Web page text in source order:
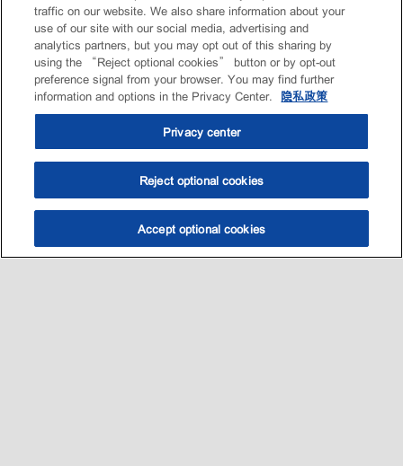
traffic on our website. We also share information about your
use of our site with our social media, advertising and
analytics partners, but you may opt out of this sharing by
using the “Reject optional cookies” button or by opt-out
preference signal from your browser. You may find further
information and options in the Privacy Center.
隐私政策
Privacy center
Reject optional cookies
Accept optional cookies